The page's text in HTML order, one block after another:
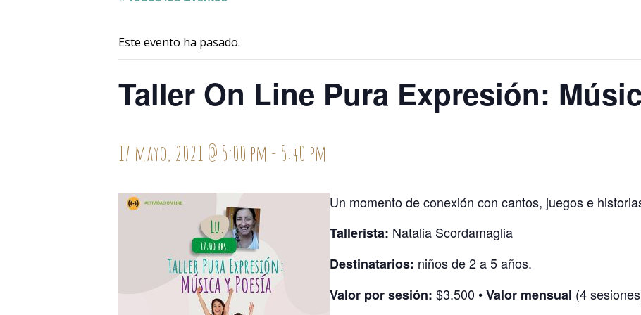
Este evento ha pasado.
Taller On Line Pura Expresión:
17 mayo, 2021 @ 5:00 pm - 5:40 pm
Un momento de conexión con cantos, juegos e
Tallerista: Natalia Scordamaglia
Destinatarios: niños de 2 a 5 años.
Valor por sesión: $3.500 •Valor mensual (4